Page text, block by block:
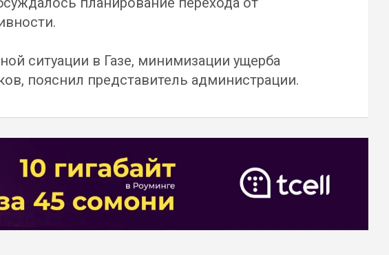
ситуации в Газе, минимизации ущерба
пояснил представитель администрации.